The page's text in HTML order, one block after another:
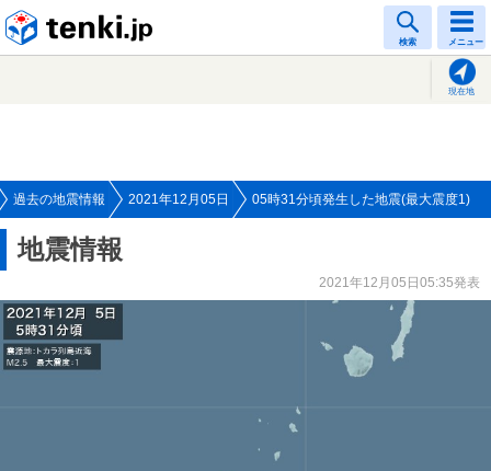
検索 メニュー
現在地
過去の地震情報 2021年12月05日 05時31分頃発生した地震(最大震度1)
地震情報
2021年12月05日05:35発表